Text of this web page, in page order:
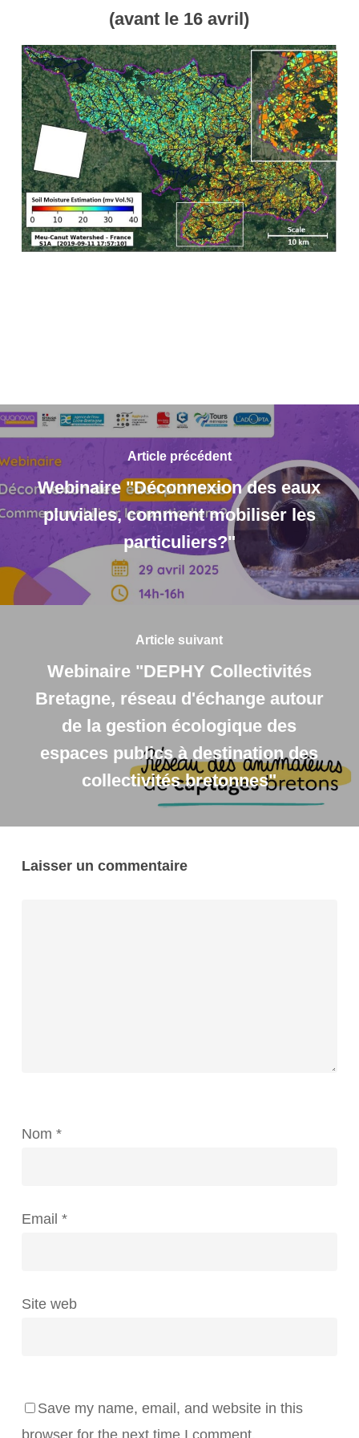
(avant le 16 avril)
Article précédent
Webinaire "Déconnexion des eaux
pluviales, comment mobiliser les
particuliers?"
Article suivant
Webinaire "DEPHY Collectivités
Bretagne, réseau d'échange autour
de la gestion écologique des
espaces publics à destination des
collectivités bretonnes"
Laisser un commentaire
Nom *
Email *
Site web
Save my name, email, and website in this
browser for the next time I comment.